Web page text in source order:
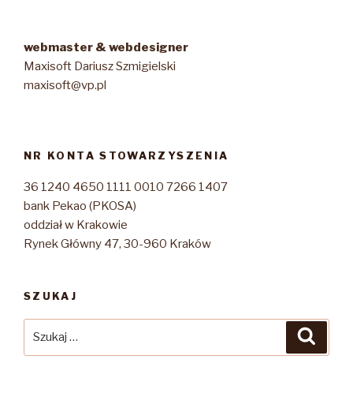
webmaster & webdesigner
Maxisoft Dariusz Szmigielski
maxisoft@vp.pl
NR KONTA STOWARZYSZENIA
36 1240 4650 1111 0010 7266 1407
bank Pekao (PKOSA)
oddział w Krakowie
Rynek Główny 47, 30-960 Kraków
SZUKAJ